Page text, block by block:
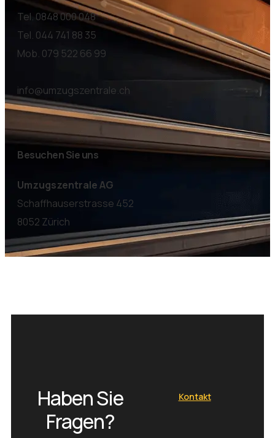
Tel. 0848 000 048
Tel. 044 741 88 35
Mob. 079 522 66 99
info@umzugszentrale.ch
Besuchen Sie uns
Umzugszentrale AG
Schaffhauserstrasse 452
8052 Zürich
Haben Sie
Fragen?
Kontakt